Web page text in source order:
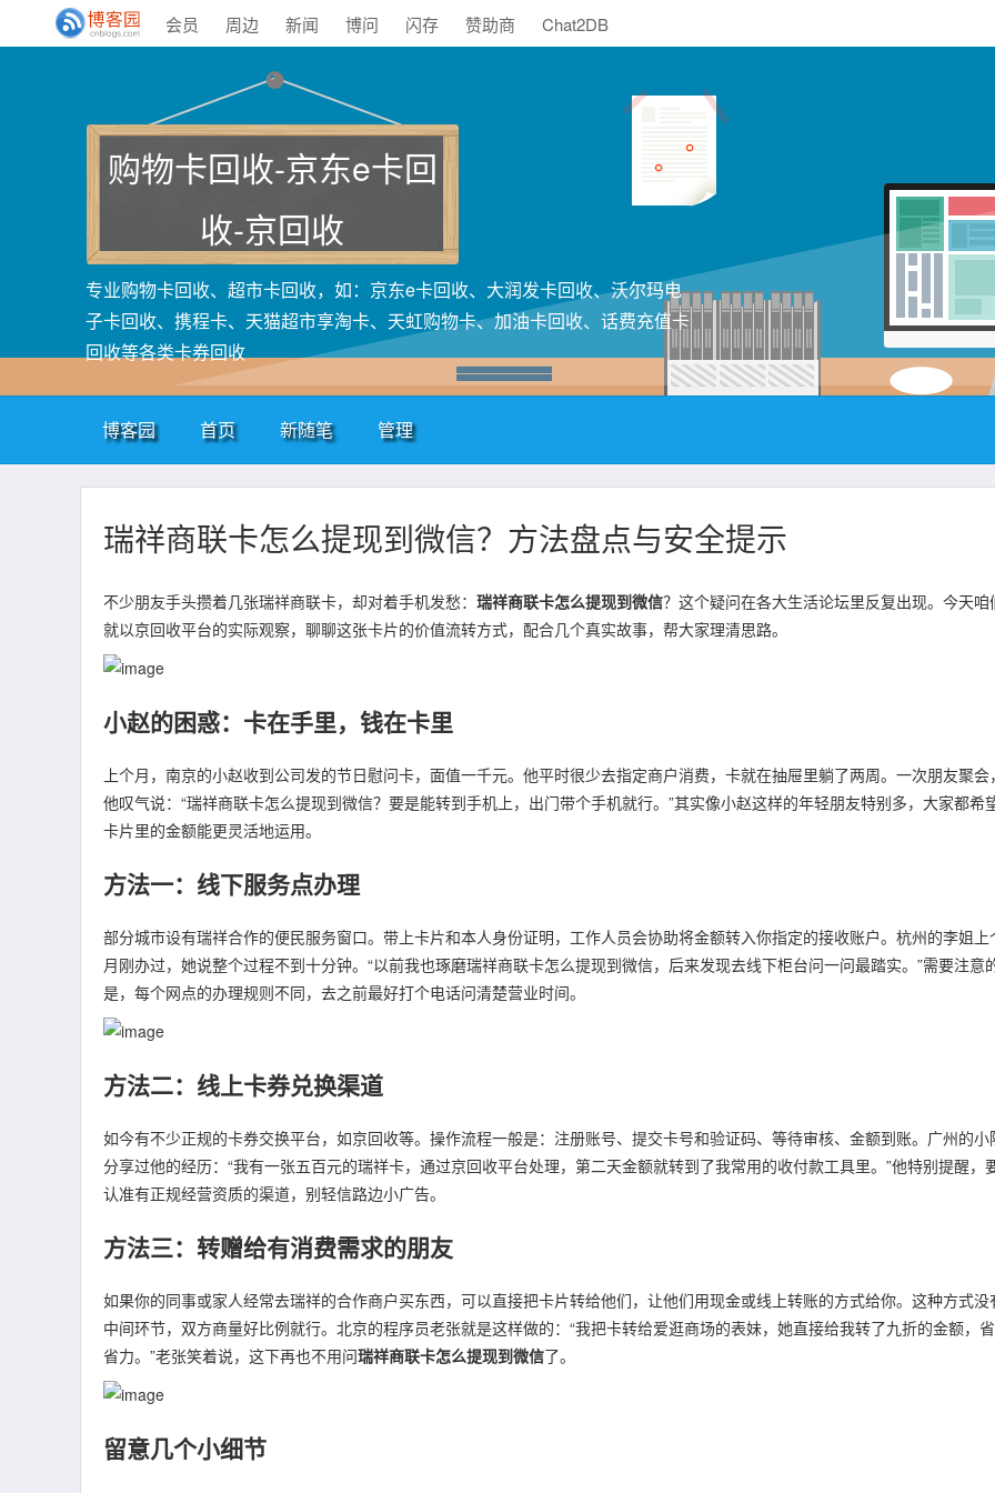
会员 周边 新闻 博问 闪存 赞助商 Chat2DB
购物卡回收-京东e卡回
收-京回收
专业购物卡回收、超市卡回收，如：京东e卡回收、大润发卡回收、沃尔玛电
子卡回收、携程卡、天猫超市享淘卡、天虹购物卡、加油卡回收、话费充值卡
回收等各类卡券回收
博客园 首页 新随笔 管理
瑞祥商联卡怎么提现到微信？方法盘点与安全提示
不少朋友手头攒着几张瑞祥商联卡，却对着手机发愁： 瑞祥商联卡怎么提现到微信？这个疑问在各大生活论坛里反复出现。今天咱
就以京回收平台的实际观察，聊聊这张卡片的价值流转方式，配合几个真实故事，帮大家理清思路。
小赵的困惑：卡在手里，钱在卡里
上个月，南京的小赵收到公司发的节日慰问卡，面值一千元。他平时很少去指定商户消费，卡就在抽屉里躺了两周。一次朋友聚会，
他叹气说：“瑞祥商联卡怎么提现到微信？要是能转到手机上，出门带个手机就行。”其实像小赵这样的年轻朋友特别多，大家都希
卡片里的金额能更灵活地运用。
方法一：线下服务点办理
部分城市设有瑞祥合作的便民服务窗口。带上卡片和本人身份证明，工作人员会协助将金额转入你指定的接收账户。杭州的李姐上
月刚办过，她说整个过程不到十分钟。“以前我也琢磨瑞祥商联卡怎么提现到微信，后来发现去线下柜台问一问最踏实。”需要注意
是，每个网点的办理规则不同，去之前最好打个电话问清楚营业时间。
方法二：线上卡券兑换渠道
如今有不少正规的卡券交换平台，如京回收等。操作流程一般是：注册账号、提交卡号和验证码、等待审核、金额到账。广州的小
分享过他的经历：“我有一张五百元的瑞祥卡，通过京回收平台处理，第二天金额就转到了我常用的收付款工具里。”他特别提醒，
认准有正规经营资质的渠道，别轻信路边小广告。
方法三：转赠给有消费需求的朋友
如果你的同事或家人经常去瑞祥的合作商户买东西，可以直接把卡片转给他们，让他们用现金或线上转账的方式给你。这种方式没
中间环节，双方商量好比例就行。北京的程序员老张就是这样做的：“我把卡转给爱逛商场的表妹，她直接给我转了九折的金额，
省力。”老张笑着说，这下再也不用问瑞祥商联卡怎么提现到微信了。
留意几个小细节